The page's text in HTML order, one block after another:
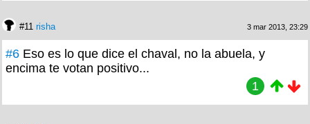
#11 risha 3 mar 2013, 23:29
#6 Eso es lo que dice el chaval, no la abuela, y
encima te votan positivo...
1